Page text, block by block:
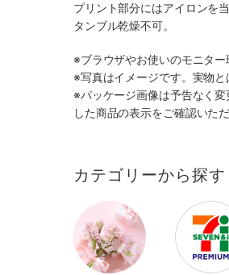
プリント部分にはアイロンを
タンブル乾燥不可。
※ブラウザやお使いのモニタ
※写真はイメージです。実物と
※パッケージ画像は予告なく
した商品の表示をご確認いた
カテゴリーから探す